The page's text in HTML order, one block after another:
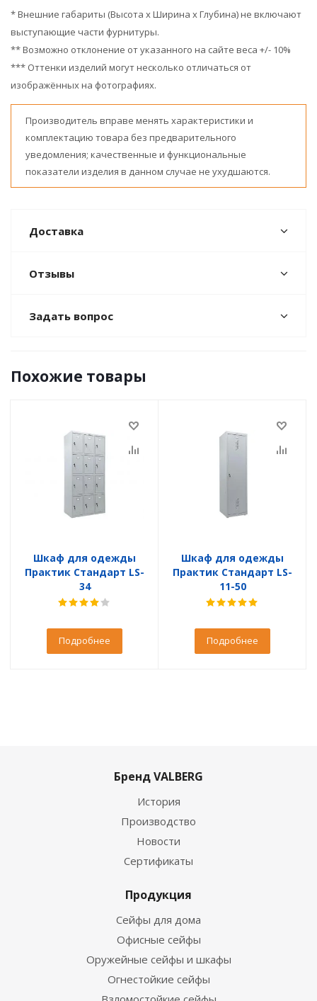
* Внешние габариты (Высота х Ширина х Глубина) не включают
выступающие части фурнитуры.
** Возможно отклонение от указанного на сайте веса +/- 10%
*** Оттенки изделий могут несколько отличаться от
изображённых на фотографиях.
Производитель вправе менять характеристики и
комплектацию товара без предварительного
уведомления; качественные и функциональные
показатели изделия в данном случае не ухудшаются.
Доставка
Отзывы
Задать вопрос
Похожие товары
Шкаф для одежды
Практик Стандарт LS-
34
Подробнее
Шкаф для одежды
Практик Стандарт LS-
11-50
Подробнее
Бренд VALBERG
История
Производство
Новости
Сертификаты
Продукция
Сейфы для дома
Офисные сейфы
Оружейные сейфы и шкафы
Огнестойкие сейфы